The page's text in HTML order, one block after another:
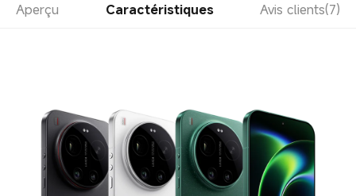
Aperçu Caractéristiques Avis clients(7)